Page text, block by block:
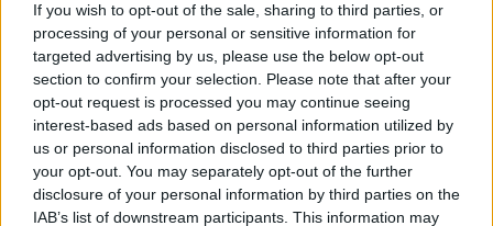
If you wish to opt-out of the sale, sharing to third parties, or
processing of your personal or sensitive information for
targeted advertising by us, please use the below opt-out
section to confirm your selection. Please note that after your
opt-out request is processed you may continue seeing
interest-based ads based on personal information utilized by
us or personal information disclosed to third parties prior to
your opt-out. You may separately opt-out of the further
disclosure of your personal information by third parties on the
IAB’s list of downstream participants. This information may
su cui riflettere
Tailleur cerimonia 2025 economici: i più belli di
Zara, Zalando, H&M, Mango e altri